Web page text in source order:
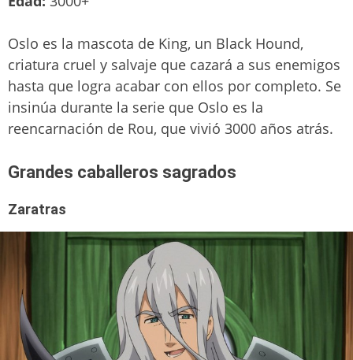
Oslo es la mascota de King, un Black Hound,
criatura cruel y salvaje que cazará a sus enemigos
hasta que logra acabar con ellos por completo. Se
insinúa durante la serie que Oslo es la
reencarnación de Rou, que vivió 3000 años atrás.
Grandes caballeros sagrados
Zaratras